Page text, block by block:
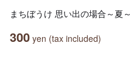
まちぼうけ 思い出の場合～夏～
300 yen (tax included)